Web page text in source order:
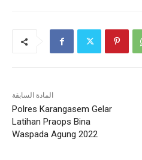
المادة السابقة
Polres Karangasem Gelar
Latihan Praops Bina
Waspada Agung 2022